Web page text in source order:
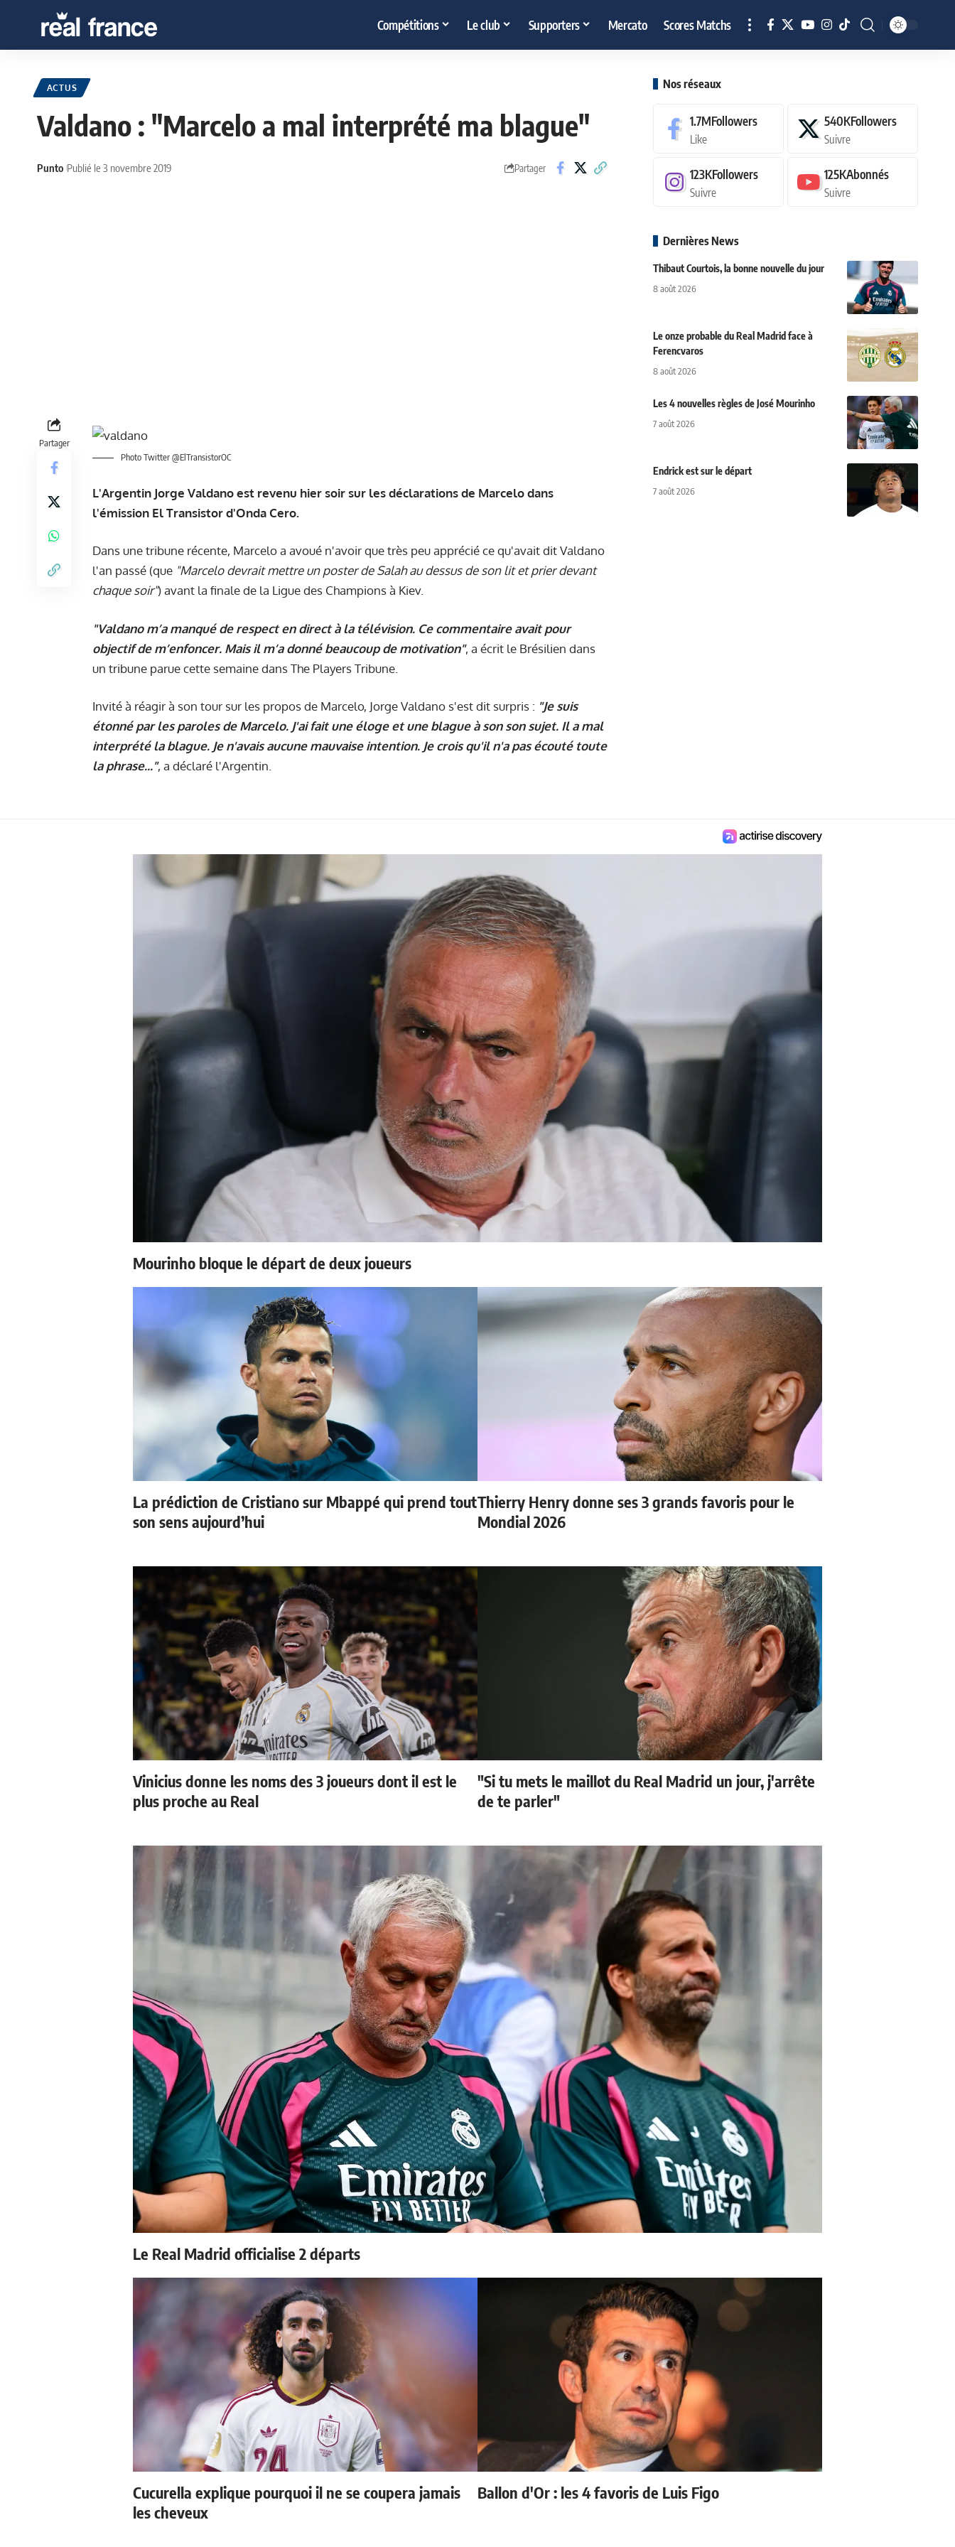
Compétitions Le club Supporters Mercato Scores Matchs
ACTUS
Valdano : "Marcelo a mal interprété ma blague"
Punto Publié le 3 novembre 2019 Partager
Partager
Photo Twitter @ElTransistorOC
L'Argentin Jorge Valdano est revenu hier soir sur les déclarations de Marcelo dans
l'émission El Transistor d'Onda Cero.
Dans une tribune récente, Marcelo a avoué n'avoir que très peu apprécié ce qu'avait dit Valdano
l'an passé (que "Marcelo devrait mettre un poster de Salah au dessus de son lit et prier devant
chaque soir") avant la finale de la Ligue des Champions à Kiev.
"Valdano m’a manqué de respect en direct à la télévision. Ce commentaire avait pour
objectif de m’enfoncer. Mais il m’a donné beaucoup de motivation", a écrit le Brésilien dans
un tribune parue cette semainedans The Players Tribune.
Invité à réagir à son tour sur les propos de Marcelo, Jorge Valdano s'est dit surpris : "Je suis
étonné par les paroles de Marcelo. J'ai fait une éloge et une blague à son son sujet. Il a mal
interprété la blague. Je n'avais aucune mauvaise intention. Je crois qu'il n'a pas écouté toute
la phrase...", a déclaré l'Argentin.
Nos réseaux
1.7MFollowers
Like
540KFollowers
Suivre
123KFollowers
Suivre
125KAbonnés
Suivre
Dernières News
Thibaut Courtois, la bonne nouvelle du jour
8 août 2026
Le onze probable du Real Madrid face à
Ferencvaros
8 août 2026
Les 4 nouvelles règles de José Mourinho
7 août 2026
Endrick est sur le départ
7 août 2026
Mourinho bloque le départ de deux joueurs
La prédiction de Cristiano sur Mbappé qui prend tout
son sens aujourd’hui
Thierry Henry donne ses 3 grands favoris pour le
Mondial 2026
Vinicius donne les noms des 3 joueurs dont il est le
plus proche au Real
"Si tu mets le maillot du Real Madrid un jour, j'arrête
de te parler"
Le Real Madrid officialise 2 départs
Cucurella explique pourquoi il ne se coupera jamais
les cheveux
Ballon d'Or : les 4 favoris de Luis Figo